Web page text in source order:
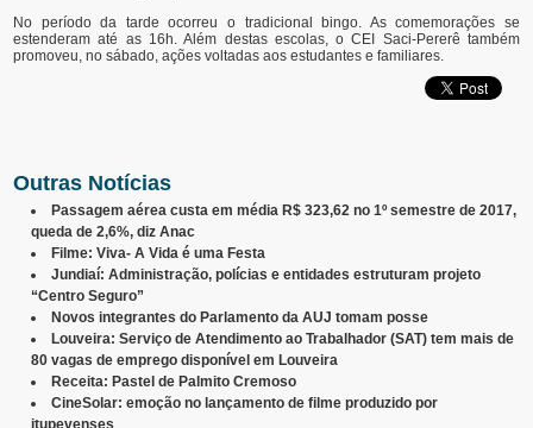
No período da tarde ocorreu o tradicional bingo. As comemorações se
estenderam até as 16h. Além destas escolas, o CEI Saci-Pererê também
promoveu, no sábado, ações voltadas aos estudantes e familiares.
Outras Notícias
Passagem aérea custa em média R$ 323,62 no 1º semestre de 2017,
queda de 2,6%, diz Anac
Filme: Viva- A Vida é uma Festa
Jundiaí: Administração, polícias e entidades estruturam projeto
“Centro Seguro”
Novos integrantes do Parlamento da AUJ tomam posse
Louveira: Serviço de Atendimento ao Trabalhador (SAT) tem mais de
80 vagas de emprego disponível em Louveira
Receita: Pastel de Palmito Cremoso
CineSolar: emoção no lançamento de filme produzido por